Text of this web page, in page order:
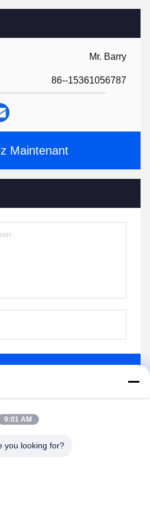
Mr. Barry
86--15361056787
Maintenant
9:01 AM
you looking for?